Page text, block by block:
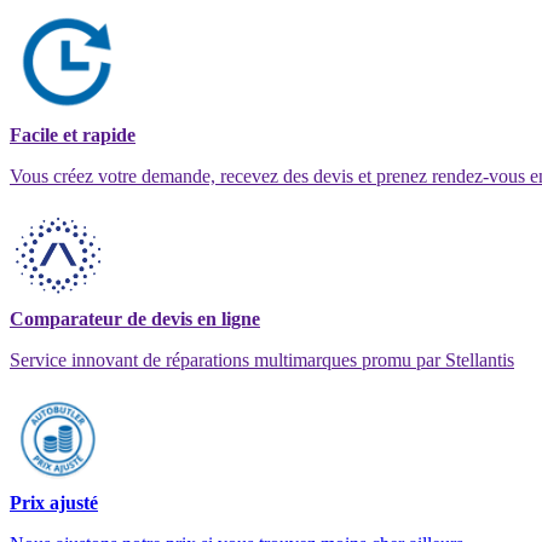
Facile et rapide
Vous créez votre demande, recevez des devis et prenez rendez-vous
Comparateur de devis en ligne
Service innovant de réparations multimarques promu par Stellantis
Prix ajusté